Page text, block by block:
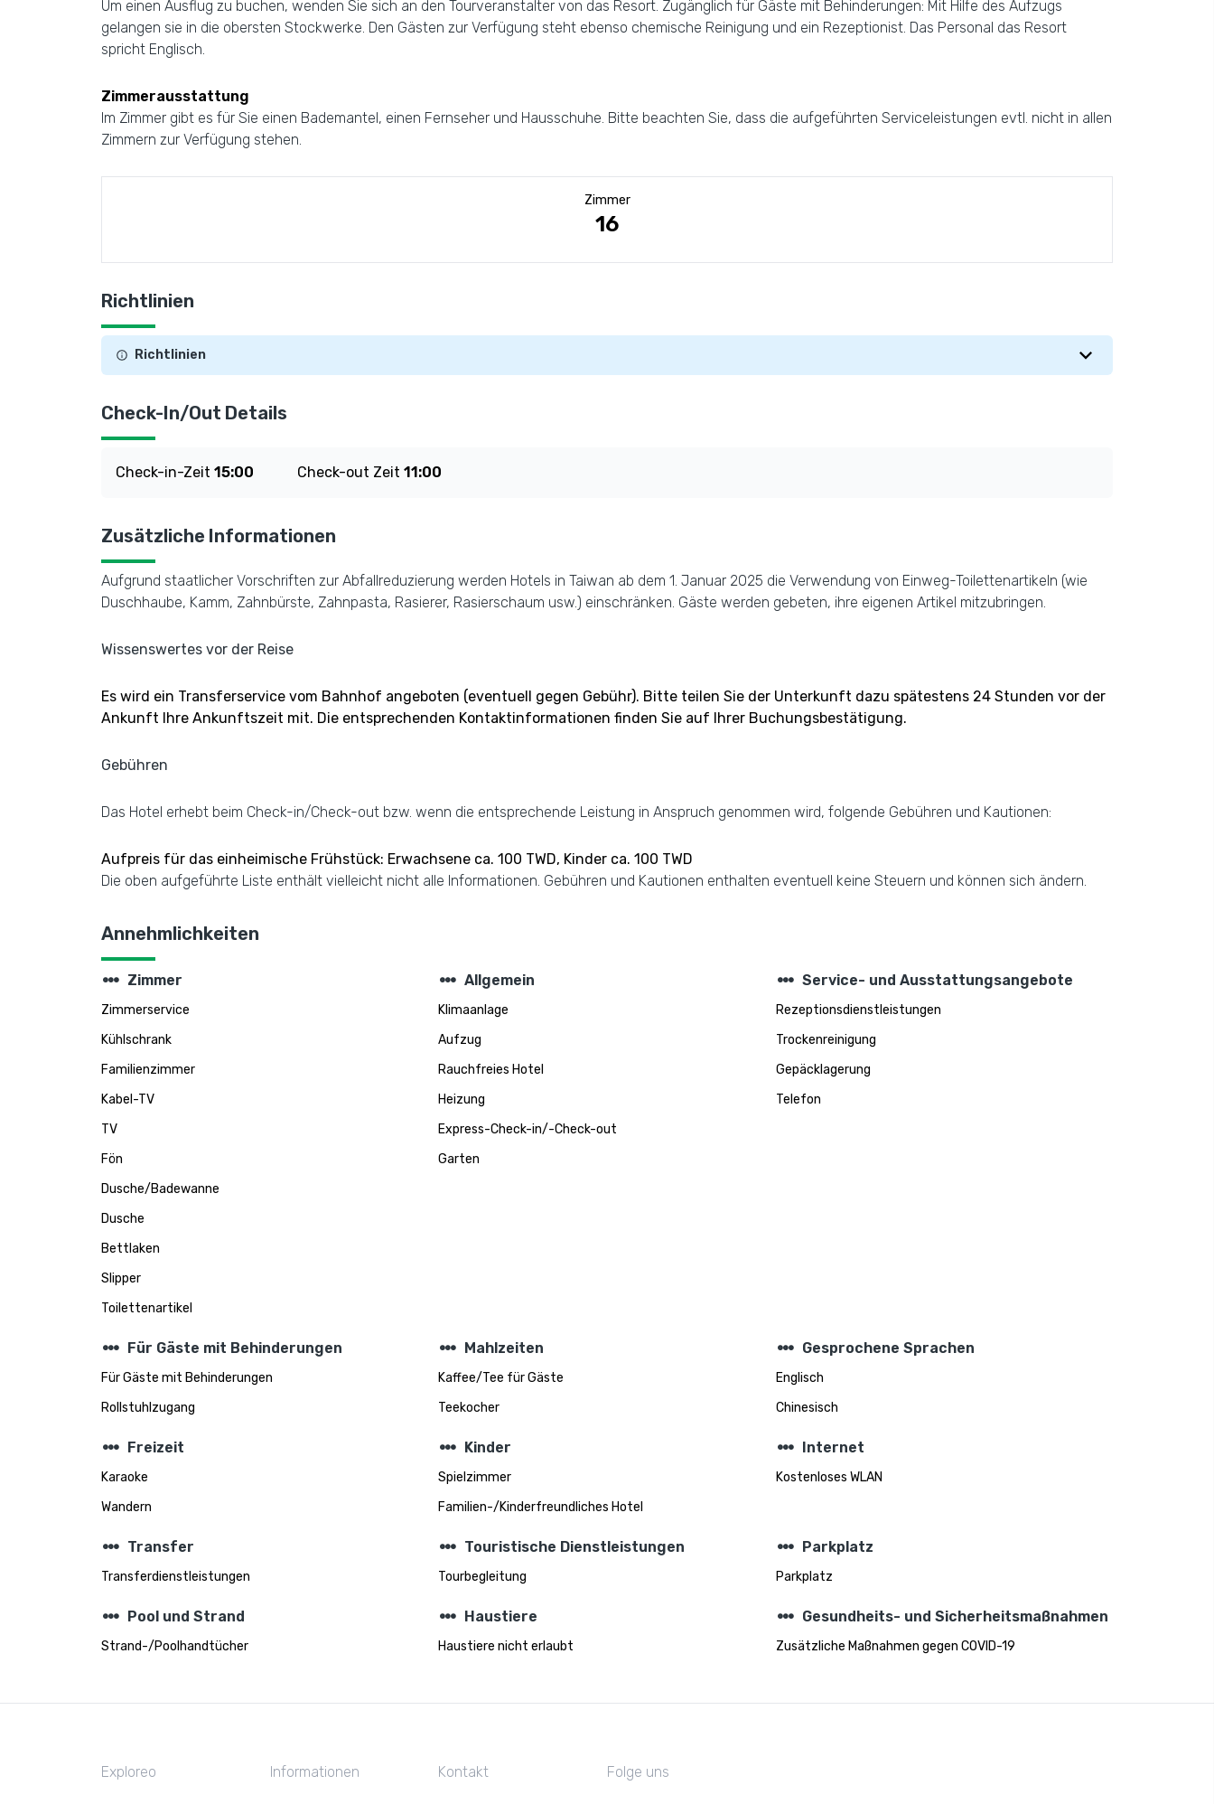
Um einen Ausflug zu buchen, wenden Sie sich an den Tourveranstalter von das Resort. Zugänglich für Gäste mit Behinderungen: Mit Hilfe des Aufzugs
gelangen sie in die obersten Stockwerke. Den Gästen zur Verfügung steht ebenso chemische Reinigung und ein Rezeptionist. Das Personal das Resort
spricht Englisch.
Zimmerausstattung
Im Zimmer gibt es für Sie einen Bademantel, einen Fernseher und Hausschuhe. Bitte beachten Sie, dass die aufgeführten Serviceleistungen evtl. nicht in allen
Zimmern zur Verfügung stehen.
Zimmer
16
Richtlinien
Richtlinien
Check-In/Out Details
Check-in-Zeit 15:00 Check-out Zeit 11:00
Zusätzliche Informationen
Aufgrund staatlicher Vorschriften zur Abfallreduzierung werden Hotels in Taiwan ab dem 1. Januar 2025 die Verwendung von Einweg-Toilettenartikeln (wie
Duschhaube, Kamm, Zahnbürste, Zahnpasta, Rasierer, Rasierschaum usw.) einschränken. Gäste werden gebeten, ihre eigenen Artikel mitzubringen.
Wissenswertes vor der Reise
Es wird ein Transferservice vom Bahnhof angeboten (eventuell gegen Gebühr). Bitte teilen Sie der Unterkunft dazu spätestens 24 Stunden vor der
Ankunft Ihre Ankunftszeit mit. Die entsprechenden Kontaktinformationen finden Sie auf Ihrer Buchungsbestätigung.
Gebühren
Das Hotel erhebt beim Check-in/Check-out bzw. wenn die entsprechende Leistung in Anspruch genommen wird, folgende Gebühren und Kautionen:
Aufpreis für das einheimische Frühstück: Erwachsene ca. 100 TWD, Kinder ca. 100 TWD
Die oben aufgeführte Liste enthält vielleicht nicht alle Informationen. Gebühren und Kautionen enthalten eventuell keine Steuern und können sich ändern.
Annehmlichkeiten
steppers Zimmer
Zimmerservice
Kühlschrank
Familienzimmer
Kabel-TV
TV
Fön
Dusche/Badewanne
Dusche
Bettlaken
Slipper
Toilettenartikel
steppers Allgemein
Klimaanlage
Aufzug
Rauchfreies Hotel
Heizung
Express-Check-in/-Check-out
Garten
steppers Service- und Ausstattungsangebote
Rezeptionsdienstleistungen
Trockenreinigung
Gepäcklagerung
Telefon
steppers Für Gäste mit Behinderungen
Für Gäste mit Behinderungen
Rollstuhlzugang
steppers Mahlzeiten
Kaffee/Tee für Gäste
Teekocher
steppers Gesprochene Sprachen
Englisch
Chinesisch
steppers Freizeit
Karaoke
Wandern
steppers Kinder
Spielzimmer
Familien-/Kinderfreundliches Hotel
steppers Internet
Kostenloses WLAN
steppers Transfer
Transferdienstleistungen
steppers Touristische Dienstleistungen
Tourbegleitung
steppers Parkplatz
Parkplatz
steppers Pool und Strand
Strand-/Poolhandtücher
steppers Haustiere
Haustiere nicht erlaubt
steppers Gesundheits- und Sicherheitsmaßnahmen
Zusätzliche Maßnahmen gegen COVID-19
Exploreo Informationen Kontakt Folge uns